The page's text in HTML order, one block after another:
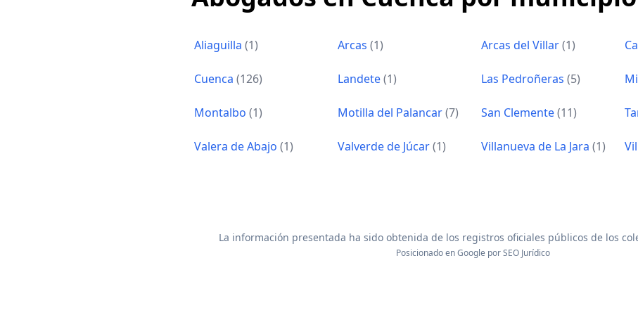
Aliaguilla (1) Arcas (1) Arcas del Villar(1)
Cuenca (126) Landete(1) Las Pedroñeras (5)
Montalbo (1) Motilla del Palancar(7) San Clemente(11)
Valera de Abajo (1) Valverde de Júcar(1) Villanueva de La Jara (1)
La información presentada ha sido obtenida de los registros oficiales públicos de los
Posicionado en Google porSEO Jurídico